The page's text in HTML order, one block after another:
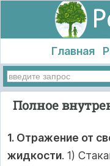
Главная
Полное
1. Отражение от
жидкости. 1)